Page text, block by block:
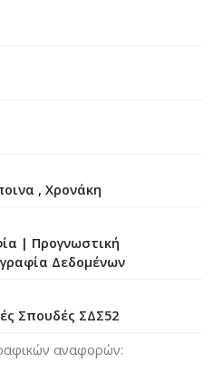
, Χρονάκη
| Προγνωστική
Δεδομένων
Σπουδές ΣΔΣ52
αναφορών